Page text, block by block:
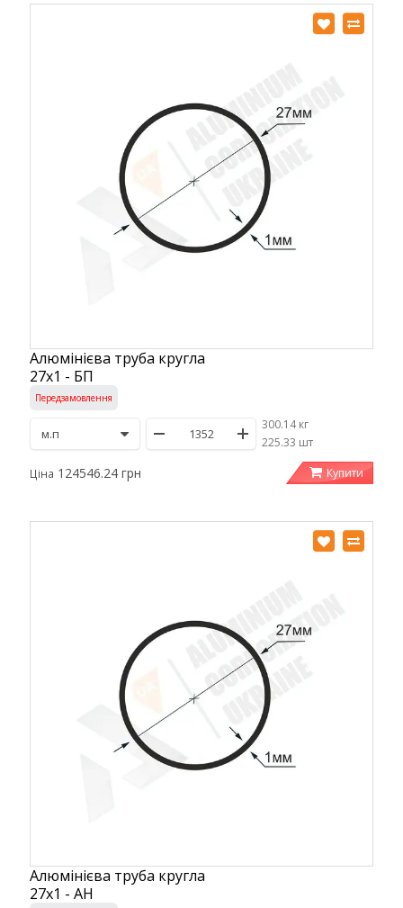
Алюмінієва труба кругла
27х1 - БП
Передзамовлення
300.14 кг
/225.33 шт
Ціна 124546.24 грн Купити
Алюмінієва труба кругла
27х1 - АН